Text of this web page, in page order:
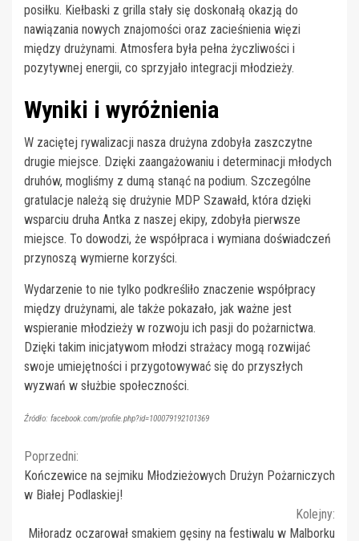
posiłku. Kiełbaski z grilla stały się doskonałą okazją do
nawiązania nowych znajomości oraz zacieśnienia więzi
między drużynami. Atmosfera była pełna życzliwości i
pozytywnej energii, co sprzyjało integracji młodzieży.
Wyniki i wyróżnienia
W zaciętej rywalizacji nasza drużyna zdobyła zaszczytne
drugie miejsce. Dzięki zaangażowaniu i determinacji młodych
druhów, mogliśmy z dumą stanąć na podium. Szczególne
gratulacje należą się drużynie MDP Szawałd, która dzięki
wsparciu druha Antka z naszej ekipy, zdobyła pierwsze
miejsce. To dowodzi, że współpraca i wymiana doświadczeń
przynoszą wymierne korzyści.
Wydarzenie to nie tylko podkreśliło znaczenie współpracy
między drużynami, ale także pokazało, jak ważne jest
wspieranie młodzieży w rozwoju ich pasji do pożarnictwa.
Dzięki takim inicjatywom młodzi strażacy mogą rozwijać
swoje umiejętności i przygotowywać się do przyszłych
wyzwań w służbie społeczności.
Źródło: facebook.com/profile.php?id=100079192101369
Continue
Reading
Poprzedni:
Kończewice na sejmiku Młodzieżowych Drużyn Pożarniczych
w Białej Podlaskiej!
Kolejny:
Miłoradz oczarował smakiem gęsiny na festiwalu w Malborku